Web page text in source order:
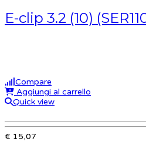
E-clip 3.2 (10)
Compare
Aggiungi al carrello
Quick view
€ 15,07